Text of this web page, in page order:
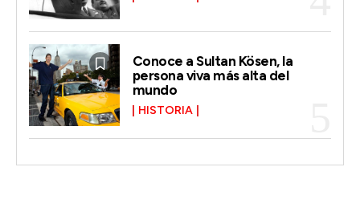
Conoce a Sultan Kösen, la
persona viva más alta del
mundo
HISTORIA